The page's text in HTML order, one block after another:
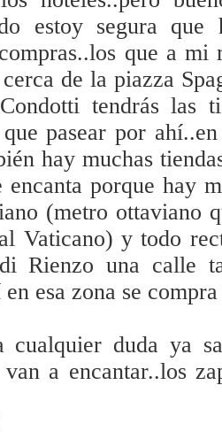
estoy segura
que a mi
de la piazza
tendrás las
que pasear por
hay muchas
porque hay
(metro ottaviano
Vaticano) y todo
Rienzo una calle
esa zona se
cualquier duda ya
a encantar..los